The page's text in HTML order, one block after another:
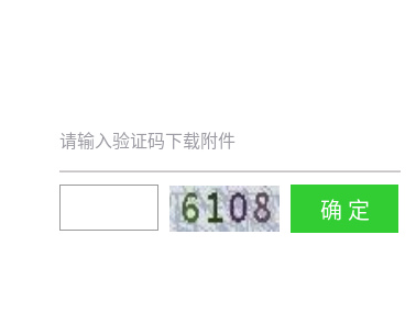
请输入验证码下载附件